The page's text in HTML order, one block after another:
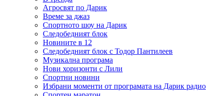
Агросвят по Дарик
Време за джаз
Спортното шоу на Дарик
Следобедният блок
Новините в 12
Следобедният блок с Тодор Пантилеев
Музикална програма
Нови хоризонти с Лили
Спортни новини
Избрани моменти от програмата на Дарик радио